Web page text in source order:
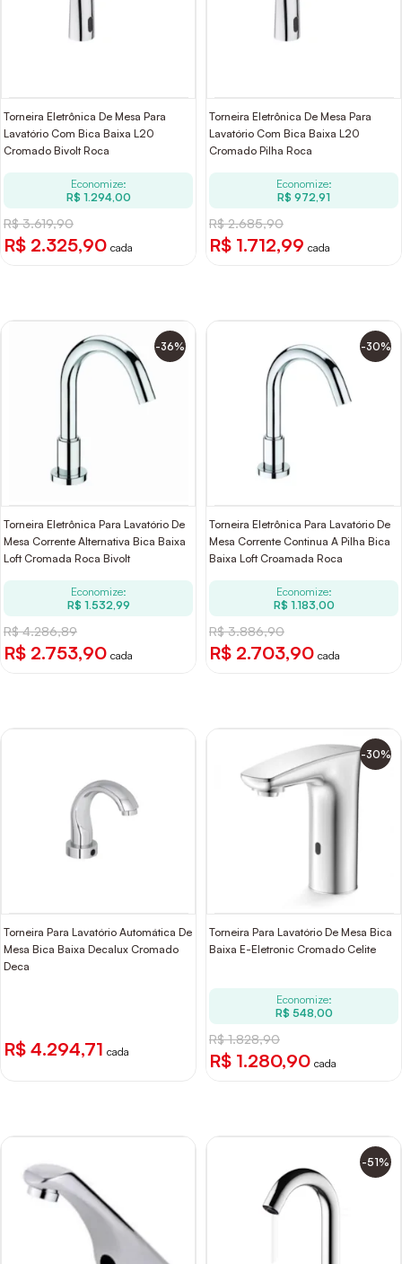
Torneira Eletrônica De Mesa Para
Lavatório Com Bica Baixa L20
Cromado Bivolt Roca
Economize:
R$ 1.294,00
R$ 3.619,90
R$ 2.325,90 cada
Torneira Eletrônica De Mesa Para
Lavatório Com Bica Baixa L20
Cromado Pilha Roca
Economize:
R$ 972,91
R$ 2.685,90
R$ 1.712,99 cada
-36%
Torneira Eletrônica Para Lavatório De
Mesa Corrente Alternativa Bica Baixa
Loft Cromada Roca Bivolt
Economize:
R$ 1.532,99
R$ 4.286,89
R$ 2.753,90 cada
-30%
Torneira Eletrônica Para Lavatório De
Mesa Corrente Continua A Pilha Bica
Baixa Loft Croamada Roca
Economize:
R$ 1.183,00
R$ 3.886,90
R$ 2.703,90 cada
Torneira Para Lavatório Automática De
Mesa Bica Baixa Decalux Cromado
Deca
R$ 4.294,71 cada
-30%
Torneira Para Lavatório De Mesa Bica
Baixa E-Eletronic Cromado Celite
Economize:
R$ 548,00
R$ 1.828,90
R$ 1.280,90 cada
-51%